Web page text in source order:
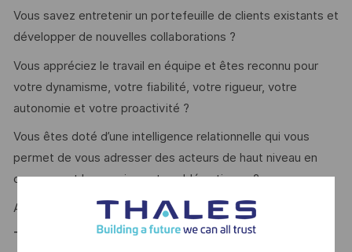
Vous savez entretenir un portefeuille de clients existants et
développer de nouvelles collaborations ?
Vous appréciez le travail en équipe et êtes reconnu pour
votre dynamisme, votre fiabilité, votre rigueur, votre
autonomie et votre proactivité ?
Vous êtes doté d’une intelligence relationnelle qui vous
permet de vous adresser des acteurs de haut niveau en
comprenant leurs enjeux et problématiques ?
Alors ce poste est fait pour vous !
Thales, entreprise Handi-Engagée, reconnait